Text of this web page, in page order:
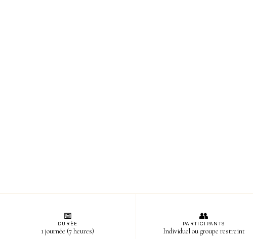
📅
DURÉE
1 journée (7 heures)
👥
PARTICIPANTS
Individuel ou groupe restreint